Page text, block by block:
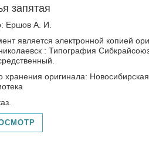
запятая
Ершов А. И.
является электронной копией
: Типография
хранения оригинала: